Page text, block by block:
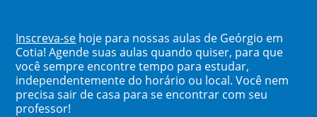
Inscreva-se hoje para nossas aulas de Geórgio em
Cotia! Agende suas aulas quando quiser, para que
você sempre encontre tempo para estudar,
independentemente do horário ou local. Você nem
precisa sair de casa para se encontrar com seu
professor!